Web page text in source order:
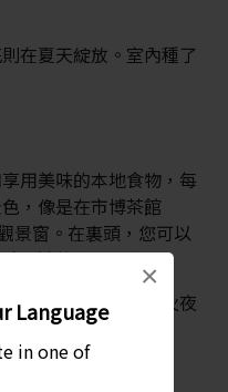
Language
in one of
×
在夏天綻放。室內種了
用美味的本地食物，每
，像是在市博茶館
景窗。在裏頭，您可以
水池的迷人景色。
因此您還能欣賞燈火夜
參製品。